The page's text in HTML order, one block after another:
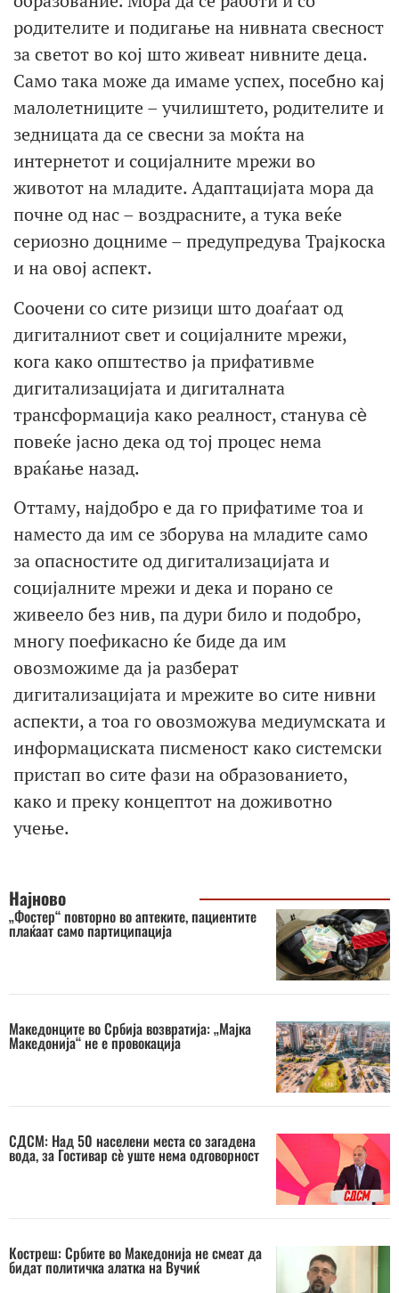
родителите и подигање на нивната свесност
за светот во кој што живеат нивните деца.
Само така може да имаме успех, посебно кај
малолетниците – училиштето, родителите и
зедницата да се свесни за моќта на
интернетот и социјалните мрежи во
животот на младите. Адаптацијата мора да
почне од нас – воздрасните, а тука веќе
сериозно доцниме – предупредува Трајкоска
и на овој аспект.
Соочени со сите ризици што доаѓаат од
дигиталниот свет и социјалните мрежи,
кога како општество ја прифативме
дигитализацијата и дигиталната
трансформација како реалност, станува сѐ
повеќе јасно дека од тој процес нема
враќање назад.
Оттаму, најдобро е да го прифатиме тоа и
наместо да им се зборува на младите само
за опасностите од дигитализацијата и
социјалните мрежи и дека и порано се
живеело без нив, па дури било и подобро,
многу поефикасно ќе биде да им
овозможиме да ја разберат
дигитализацијата и мрежите во сите нивни
аспекти, а тоа го овозможува медиумската и
информациската писменост како системски
пристап во сите фази на образованието,
како и преку концептот на доживотно
учење.
Најново
„Фостер“ повторно во аптеките, пациентите
плаќаат само партиципација
Македонците во Србија возвратија: „Мајка
Македонија“ не е провокација
СДСМ: Над 50 населени места со загадена
вода, за Гостивар сè уште нема одговорност
Костреш: Србите во Македонија не смеат да
бидат политичка алатка на Вучиќ